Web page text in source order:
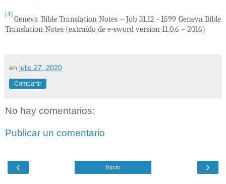
[4]
Geneva Bible Translation Notes – Job 31.12 - 1599 Geneva Bible
Translation Notes (extraído de e-sword version 11.0.6 – 2016)
en julio 27, 2020
Compartir
No hay comentarios:
Publicar un comentario
‹ ›
Inicio